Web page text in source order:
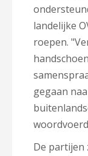
landelijke
roepen.
gegaan
De partijen